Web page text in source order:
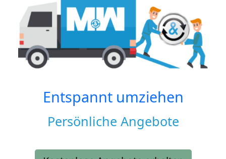
Entspannt umziehen
Persönliche Angebote